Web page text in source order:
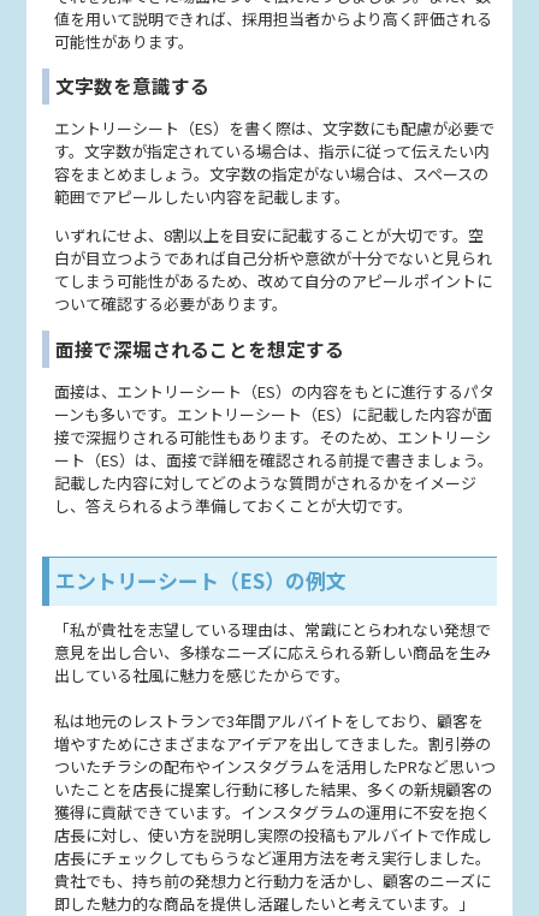
値を用いて説明できれば、採用担当者からより高く評価される
可能性があります。
文字数を意識する
エントリーシート（ES）を書く際は、文字数にも配慮が必要で
す。文字数が指定されている場合は、指示に従って伝えたい内
容をまとめましょう。文字数の指定がない場合は、スペースの
範囲でアピールしたい内容を記載します。
いずれにせよ、8割以上を目安に記載することが大切です。空
白が目立つようであれば自己分析や意欲が十分でないと見られ
てしまう可能性があるため、改めて自分のアピールポイントに
ついて確認する必要があります。
面接で深堀されることを想定する
面接は、エントリーシート（ES）の内容をもとに進行するパタ
ーンも多いです。エントリーシート（ES）に記載した内容が面
接で深掘りされる可能性もあります。そのため、エントリーシ
ート（ES）は、面接で詳細を確認される前提で書きましょう。
記載した内容に対してどのような質問がされるかをイメージ
し、答えられるよう準備しておくことが大切です。
エントリーシート（ES）の例文
「私が貴社を志望している理由は、常識にとらわれない発想で
意見を出し合い、多様なニーズに応えられる新しい商品を生み
出している社風に魅力を感じたからです。
私は地元のレストランで3年間アルバイトをしており、顧客を
増やすためにさまざまなアイデアを出してきました。割引券の
ついたチラシの配布やインスタグラムを活用したPRなど思いつ
いたことを店長に提案し行動に移した結果、多くの新規顧客の
獲得に貢献できています。インスタグラムの運用に不安を抱く
店長に対し、使い方を説明し実際の投稿もアルバイトで作成し
店長にチェックしてもらうなど運用方法を考え実行しました。
貴社でも、持ち前の発想力と行動力を活かし、顧客のニーズに
即した魅力的な商品を提供し活躍したいと考えています。」